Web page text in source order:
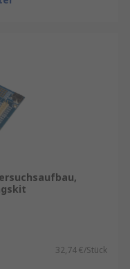
32,74 €/Stück